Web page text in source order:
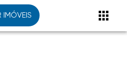
IMÓVEIS